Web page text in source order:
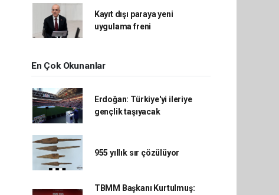
Kayıt dışı paraya yeni
uygulama freni
En Çok Okunanlar
Erdoğan: Türkiye'yi ileriye
gençlik taşıyacak
955 yıllık sır çözülüyor
TBMM Başkanı Kurtulmuş: